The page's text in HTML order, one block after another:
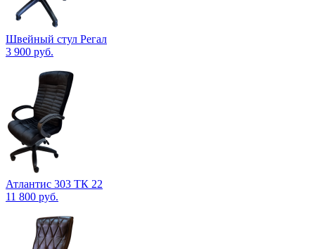
Швейный стул Регал
3 900 руб.
Атлантис 303 ТК 22
11 800 руб.